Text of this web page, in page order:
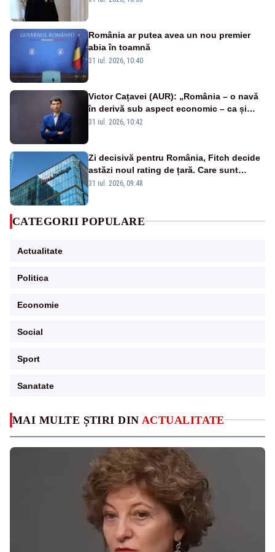
MAI MULTE ȘTIRI DIN ACTUALITATE
România ar putea avea un nou premier
abia în toamnă
31 iul. 2026, 10:40
Victor Cațavei (AUR): „România – o navă
în derivă sub aspect economic – ca și
rezultat al guvernărilor din ultimii 36 de
31 iul. 2026, 10:42
Zi decisivă pentru România, Fitch decide
astăzi noul rating de țară. Care sunt
efectele retrogradării la categoria „junk”
31 iul. 2026, 09:48
CATEGORII POPULARE
Actualitate
Politica
Economie
Social
Sport
Sanatate